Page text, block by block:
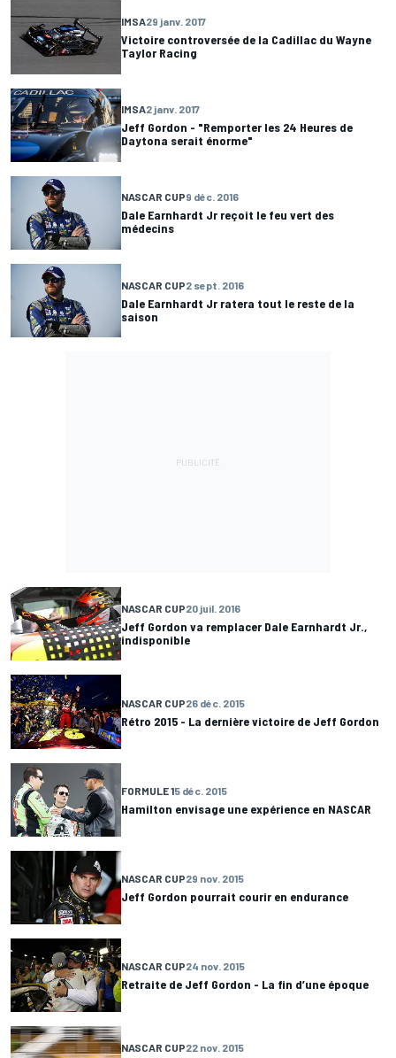
IMSA29 janv. 2017
Victoire controversée de la Cadillac du Wayne
Taylor Racing
IMSA2 janv. 2017
Jeff Gordon - "Remporter les 24 Heures de
Daytona serait énorme"
NASCAR CUP9 déc. 2016
Dale Earnhardt Jr reçoit le feu vert des
médecins
NASCAR CUP2 sept. 2016
Dale Earnhardt Jr ratera tout le reste de la
saison
NASCAR CUP20 juil. 2016
Jeff Gordon va remplacer Dale Earnhardt Jr.,
indisponible
NASCAR CUP26 déc. 2015
Rétro 2015 - La dernière victoire de Jeff Gordon
FORMULE 15 déc. 2015
Hamilton envisage une expérience en NASCAR
NASCAR CUP29 nov. 2015
Jeff Gordon pourrait courir en endurance
NASCAR CUP24 nov. 2015
Retraite de Jeff Gordon - La fin d’une époque
NASCAR CUP22 nov. 2015